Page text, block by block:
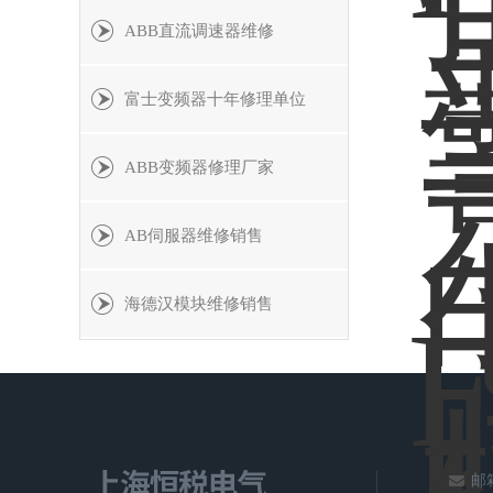
ABB直流调速器维修
富士变频器十年修理单位
ABB变频器修理厂家
AB伺服器维修销售
海德汉模块维修销售
邮